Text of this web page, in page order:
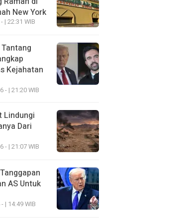
New York
| 22:31 WIB
Kejahatan
- | 21:20 WIB
Lindungi
Dari
- | 21:07 WIB
AS Untuk
| 14:49 WIB